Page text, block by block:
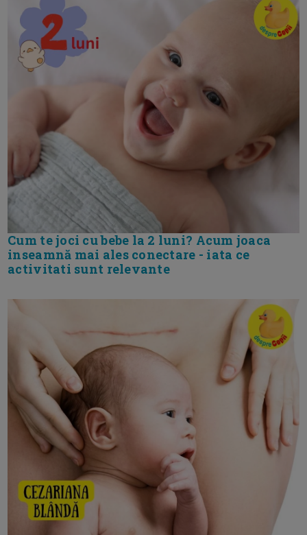
Cum te joci cu bebe la 2 luni? Acum joaca
inseamnă mai ales conectare - iata ce
activitati sunt relevante